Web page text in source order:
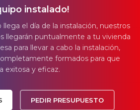
instalado!
llega el día de la instalación, nuestros
llegarán puntualmente a tu vivienda
para llevar a cabo la instalación,
formados para que
exitosa y eficaz.
PEDIR PRESUPUESTO